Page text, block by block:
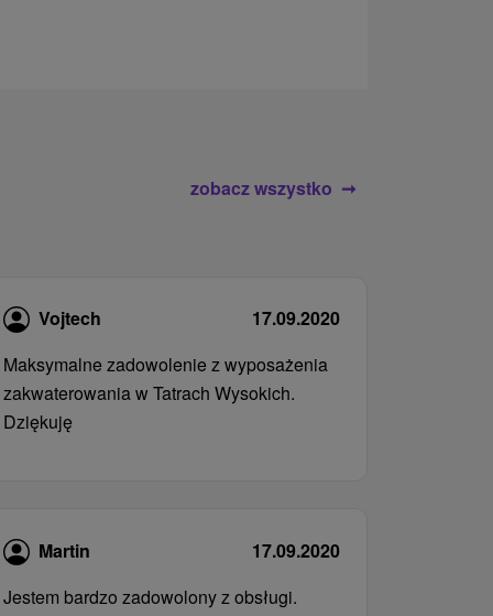
zobacz wszystko
Vojtech
17.09.2020
Maksymalne zadowolenie z wyposażenia
zakwaterowania w Tatrach Wysokich.
Dziękuję
Martin
17.09.2020
Jestem bardzo zadowolony z obsługi.